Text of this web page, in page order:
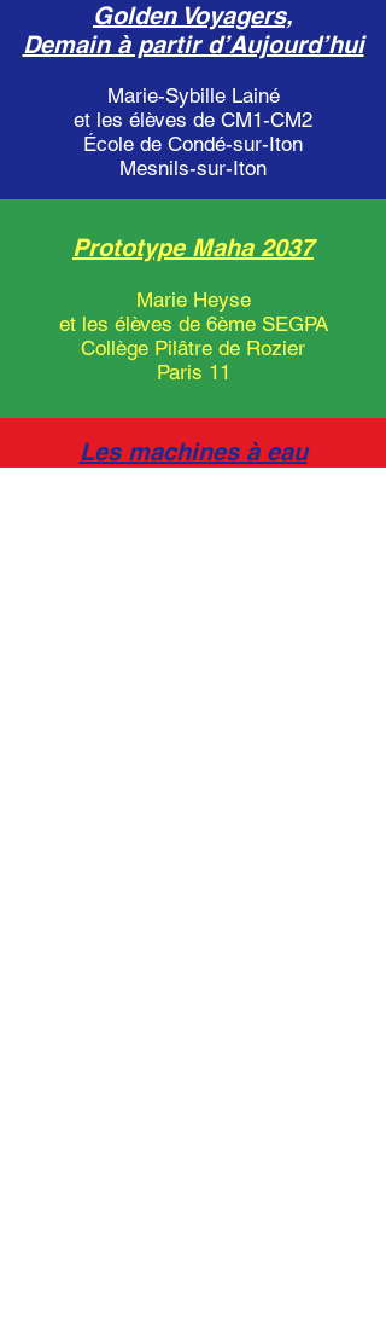
Golden Voyagers,
Demain à partir d’Aujourd’hui
Marie-Sybille Lainé
et les élèves de CM1-CM2
École de Condé-sur-Iton
Mesnils-sur-Iton
Prototype Maha 2037
Marie Heyse
et les élèves de 6ème SEGPA
Collège Pilâtre de Rozier
Paris 11
Les machines à eau